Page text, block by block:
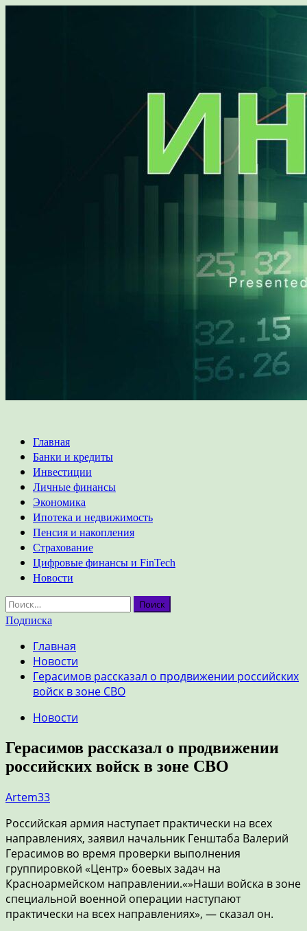
Основное
меню
Главная
Банки и кредиты
Инвестиции
Личные финансы
Экономика
Ипотека и недвижимость
Пенсия и накопления
Страхование
Цифровые финансы и FinTech
Новости
Найти:
Подписка
Главная
Новости
Герасимов рассказал о продвижении российских
войск в зоне СВО
Новости
Герасимов рассказал о продвижении
российских войск в зоне СВО
Artem33
Российская армия наступает практически на всех
направлениях, заявил начальник Генштаба Валерий
Герасимов во время проверки выполнения
группировкой «Центр» боевых задач на
Красноармейском направлении.«»Наши войска в зоне
специальной военной операции наступают
практически на всех направлениях», — сказал он.